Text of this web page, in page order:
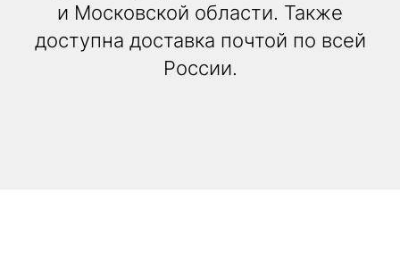
и Московской области. Также
доступна доставка почтой по всей
России.